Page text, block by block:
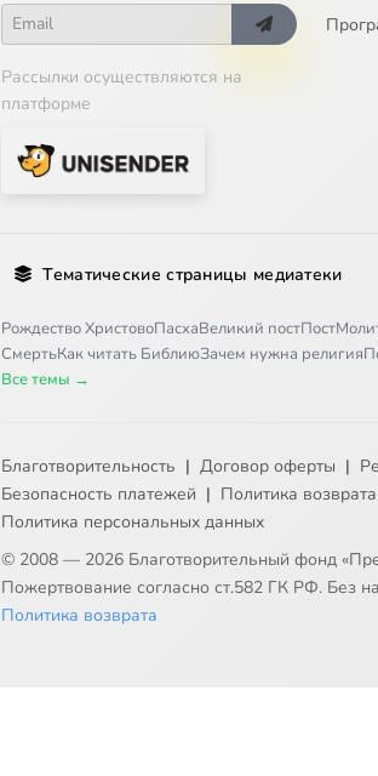
Рассылки осуществляются на
платформе
Тематические страницы медиатеки
Рождество ХристовоПасхаВеликий постПост
СмертьКак читать БиблиюЗачем нужна религия
Все темы →
Благотворительность | Договор оферты |
Безопасность платежей | Политика возврата
Политика персональных данных
© 2008 — 2026 Благотворительный фонд
Пожертвование согласно ст.582 ГК РФ. Без
Политика возврата